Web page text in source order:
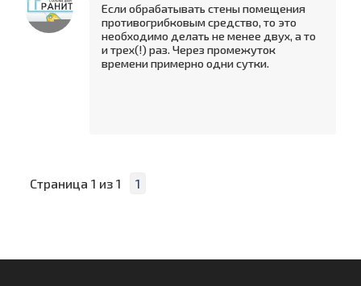
Если обрабатывать стены помещения
противогрибковым средство, то это
необходимо делать не менее двух, а то
и трех(!) раз. Через промежуток
времени примерно одни сутки.
Страница 1 из 1 1